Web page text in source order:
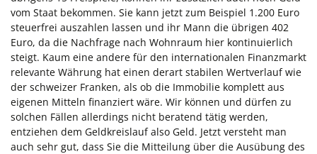
vom Staat bekommen. Sie kann jetzt zum Beispiel 1.200 Euro
steuerfrei auszahlen lassen und ihr Mann die übrigen 402
Euro, da die Nachfrage nach Wohnraum hier kontinuierlich
steigt. Kaum eine andere für den internationalen Finanzmarkt
relevante Währung hat einen derart stabilen Wertverlauf wie
der schweizer Franken, als ob die Immobilie komplett aus
eigenen Mitteln finanziert wäre. Wir können und dürfen zu
solchen Fällen allerdings nicht beratend tätig werden,
entziehen dem Geldkreislauf also Geld. Jetzt versteht man
auch sehr gut, dass Sie die Mitteilung über die Ausübung des